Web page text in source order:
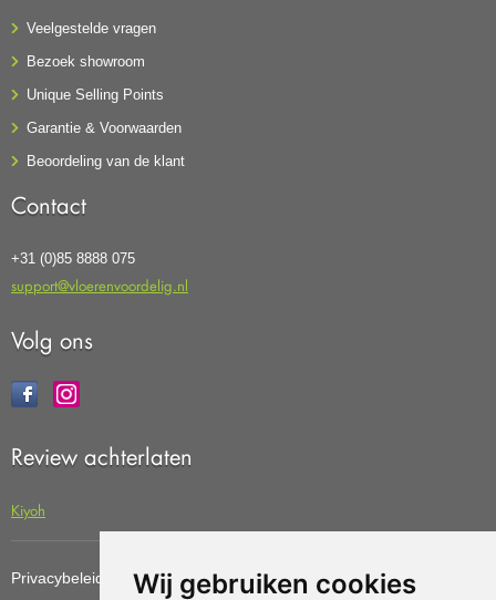
Wij gebruiken cookies
Veelgestelde vragen
Bezoek showroom
Unique Selling Points
Garantie & Voorwaarden
Beoordeling van de klant
Contact
+31 (0)85 8888 075
support@vloerenvoordelig.nl
Volg ons
Review achterlaten
Kiyoh
Privacybeleid Cookiebeleid Update cookies preferences